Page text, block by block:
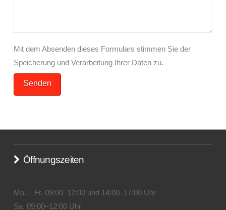
Mit dem Absenden dieses Formulars stimmen Sie der
Speicherung und Verarbeitung Ihrer Daten zu.
Öffnungszeiten
Mo. – Fr. 09:00–12:00 und 14:00–17:00 Uhr
Sa. 09:00–12:00 Uhr